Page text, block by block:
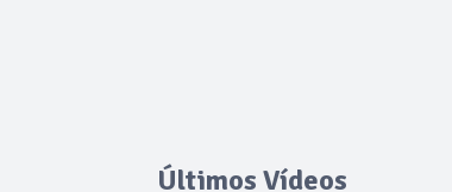
Últimos Vídeos